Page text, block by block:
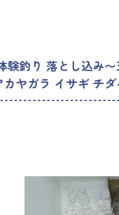
釣り 落とし込み
ヤガラ イサギ チダ